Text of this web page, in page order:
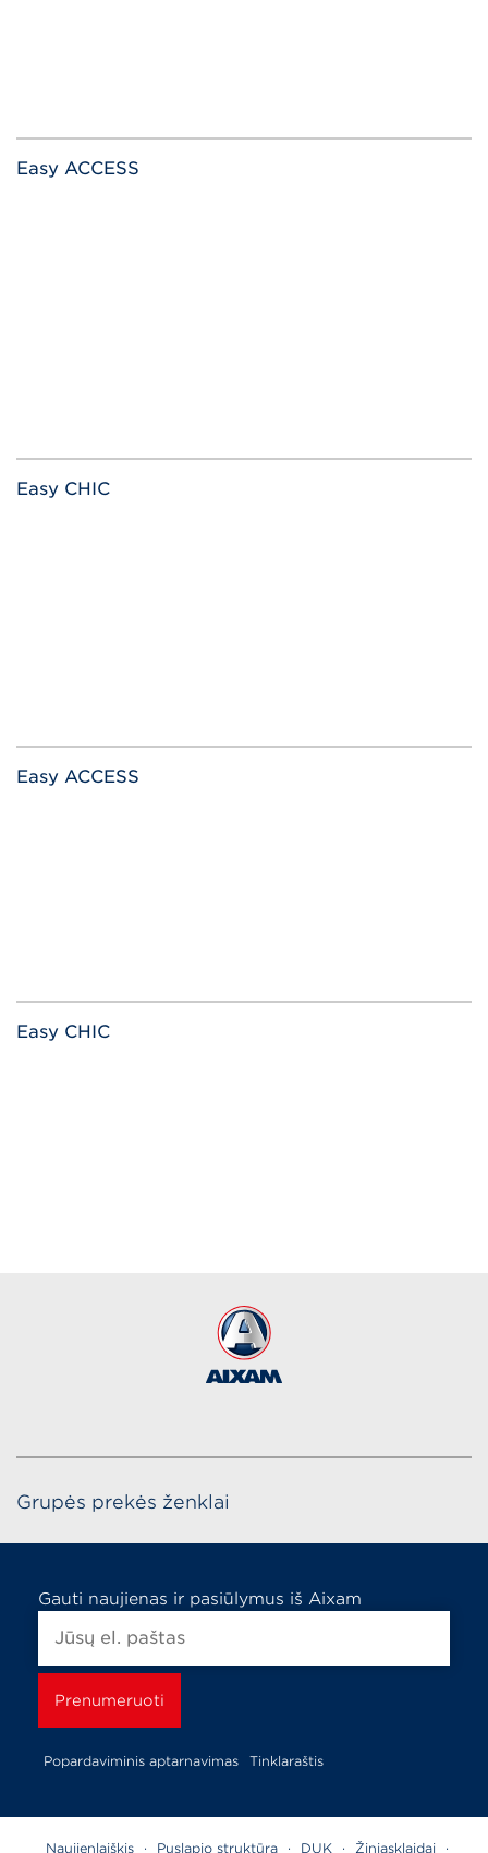
Easy ACCESS
Easy CHIC
Easy ACCESS
Easy CHIC
Grupės prekės ženklai
Gauti naujienas ir pasiūlymus iš Aixam
Popardaviminis aptarnavimas Tinklaraštis
Naujienlaiškis · Puslapio struktūra · DUK · Žiniasklaidai ·